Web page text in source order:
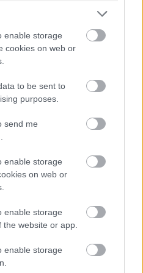
enable storage
cookies on web or
to be sent to
purposes.
send me
enable storage
on web or
enable storage
website or app.
enable storage
a Cadillac
Nagydíjra fejlesztést is hozzá,
problémáktól a Cadillacnél –
gond a leglátványosabban